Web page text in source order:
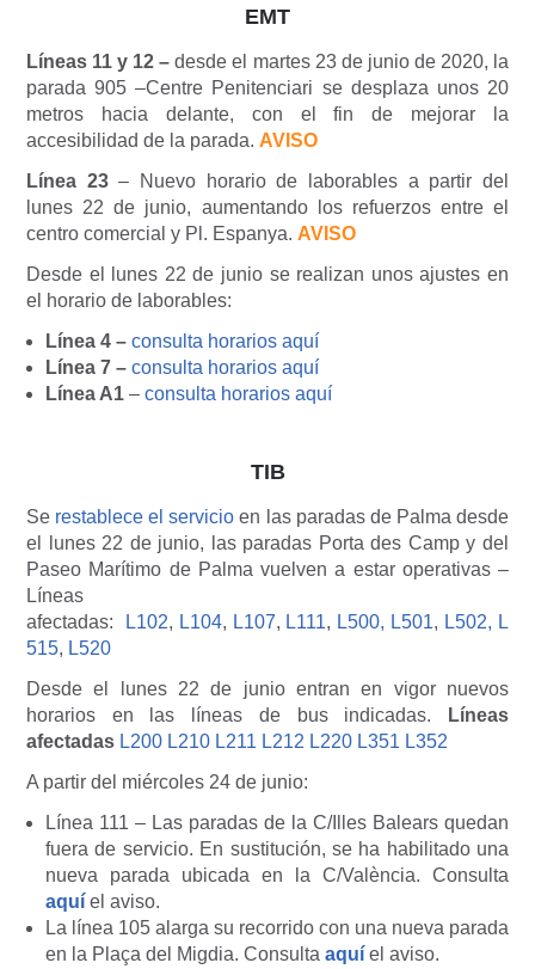
EMT
Líneas 11 y 12 –desde el martes 23 de junio de 2020, la
parada 905 –Centre Penitenciari se desplaza unos 20
metros hacia delante, con el fin de mejorar la
accesibilidad de la parada. AVISO
Línea 23– Nuevo horario de laborables a partir del
lunes 22 de junio, aumentando los refuerzos entre el
centro comercial y Pl. Espanya. AVISO
Desde el lunes 22 de junio se realizan unos ajustes en
el horario de laborables:
Línea 4 – consulta horarios aquí
Línea 7 – consulta horarios aquí
Línea A1 – consulta horarios aquí
TIB
Se restablece el servicio en las paradas de Palma desde
el lunes 22 de junio, las paradas Porta des Camp y del
Paseo Marítimo de Palma vuelven a estar operativas –
Líneas
afectadas:
L102, L104, L107, L111, L500, L501, L502, L
515, L520
Desde el lunes 22 de junio entran en vigor nuevos
horarios en las líneas de bus indicadas.
Líneas
afectadas L200 L210 L211 L212 L220 L351 L352
A partir del miércoles 24 de junio:
Línea 111 – Las paradas de la C/Illes Balears quedan
fuera de servicio. En sustitución, se ha habilitado una
nueva parada ubicada en la C/València. Consulta
aquí el aviso.
La línea 105 alarga su recorrido con una nueva parada
en la Plaça del Migdia. Consulta aquí el aviso.